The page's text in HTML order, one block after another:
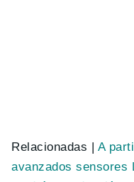
Relacionadas | A
avanzados sensores